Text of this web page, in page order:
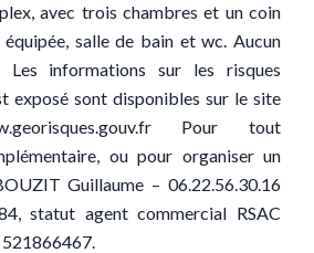
avec trois chambres et un coin
équipée, salle de bain et wc. Aucun
Les informations sur les risques
exposé sont disponibles sur le site
Pour tout
ou pour organiser un
Guillaume – 06.22.56.30.16
statut agent commercial RSAC